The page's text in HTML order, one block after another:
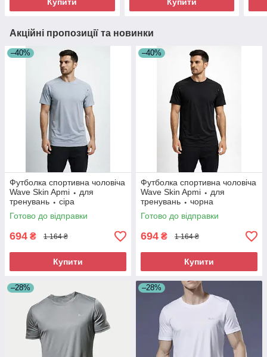
Купити Купити
Акційні пропозиції та новинки
–40%
Футболка спортивна чоловіча
Wave Skin Apmi ⬩ для
тренувань ⬩ сіра
Готово до відправки
694 ₴ 1 164 ₴
Купити
–40%
Футболка спортивна чоловіча
Wave Skin Apmi ⬩ для
тренувань ⬩ чорна
Готово до відправки
694 ₴ 1 164 ₴
Купити
–28% –28%